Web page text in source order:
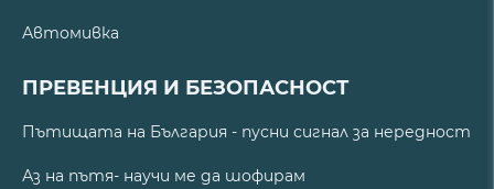
Автомивка
ПРЕВЕНЦИЯ И БЕЗОПАСНОСТ
Пътищата на България - пусни сигнал за нередност
Аз на пътя- научи ме да шофирам